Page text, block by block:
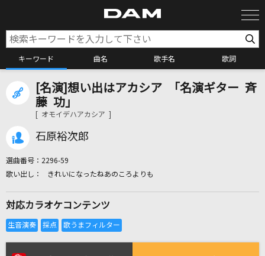
キーワード 曲名 歌手名 歌詞
カラオケ検索
カラオケリクエスト
リアルタイムで歌われている曲の一覧
[名演]想い出はアカシア 「名演ギター 斉
藤 功」
[ オモイデハアカシア ]
石原裕次郎
選曲番号： 2296-59
きれいになったねあのころよりも
対応カラオケコンテンツ